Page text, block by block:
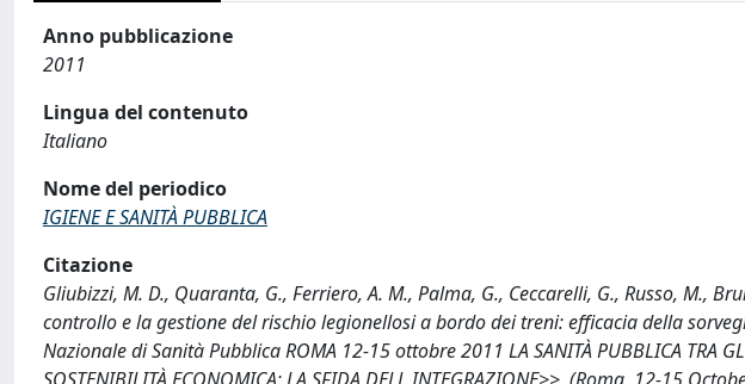
Anno pubblicazione
2011
Lingua del contenuto
Italiano
Nome del periodico
IGIENE E SANITÀ PUBBLICA
Citazione
Gliubizzi, M. D., Quaranta, G., Ferriero, A. M., Palma, G., Ceccarelli, G., Russo, M.,
controllo e la gestione del rischio legionellosi a bordo dei treni: efficacia della
Nazionale di Sanità Pubblica ROMA 12-15 ottobre 2011 LA SANITÀ PUBBLICA TRA